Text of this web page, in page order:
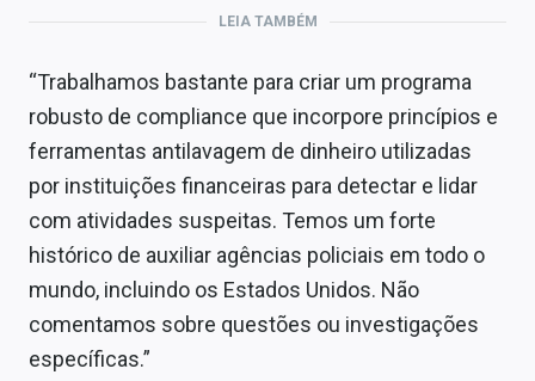
LEIA TAMBÉM
“Trabalhamos bastante para criar um programa
robusto de compliance que incorpore princípios e
ferramentas antilavagem de dinheiro utilizadas
por instituições financeiras para detectar e lidar
com atividades suspeitas. Temos um forte
histórico de auxiliar agências policiais em todo o
mundo, incluindo os Estados Unidos. Não
comentamos sobre questões ou investigações
específicas.”